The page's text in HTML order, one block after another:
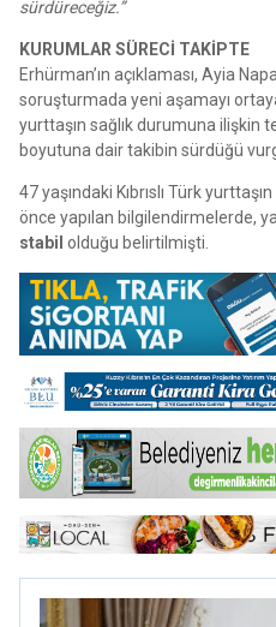
sürdüreceğiz.”
KURUMLAR SÜRECİ TAKİPTE
Erhürman’ın açıklaması, Ayia
soruşturmada yeni aşamayı
yurttaşın sağlık durumuna ilişkin
boyutuna dair takibin sürdüğü
47 yaşındaki Kıbrıslı Türk
önce yapılan bilgilendirmelerde,
stabil olduğu belirtilmişti.